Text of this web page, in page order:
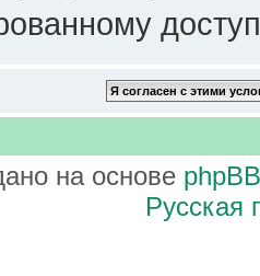
на основе phpBB
Русская